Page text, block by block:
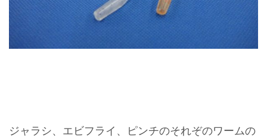
ジャラシ、エビフライ、ピンチのそれぞのワームの